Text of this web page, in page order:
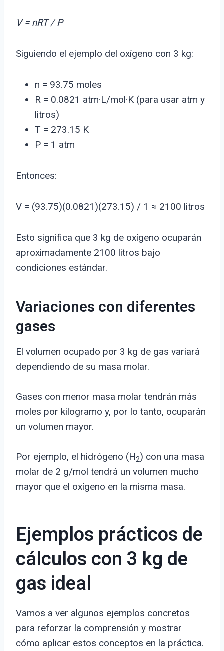
V = nRT / P
Siguiendo el ejemplo del oxígeno con 3 kg:
n = 93.75 moles
R = 0.0821 atm·L/mol·K (para usar atm y
litros)
T = 273.15 K
P = 1 atm
Entonces:
V = (93.75)(0.0821)(273.15) / 1 ≈ 2100 litros
Esto significa que 3 kg de oxígeno ocuparán
aproximadamente 2100 litros bajo
condiciones estándar.
Variaciones con diferentes
gases
El volumen ocupado por 3 kg de gas variará
dependiendo de su masa molar.
Gases con menor masa molar tendrán más
moles por kilogramo y, por lo tanto, ocuparán
un volumen mayor.
Por ejemplo, el hidrógeno (H2) con una masa
molar de 2 g/mol tendrá un volumen mucho
mayor que el oxígeno en la misma masa.
Ejemplos prácticos de
cálculos con 3 kg de
gas ideal
Vamos a ver algunos ejemplos concretos
para reforzar la comprensión y mostrar
cómo aplicar estos conceptos en la práctica.